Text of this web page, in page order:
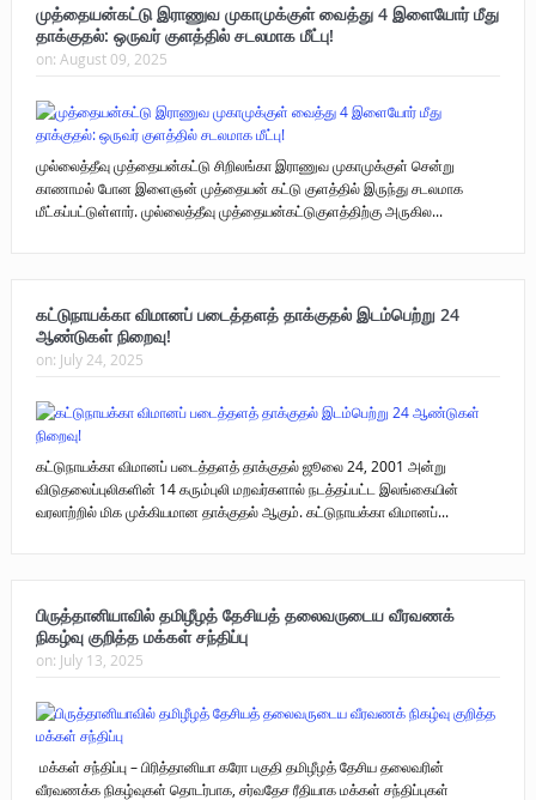
முத்தையன்கட்டு இராணுவ முகாமுக்குள் வைத்து 4 இளையோர் மீது
தாக்குதல்: ஒருவர் குளத்தில் சடலமாக மீட்பு!
on: August 09, 2025
முல்லைத்தீவு முத்தையன்கட்டு சிறிலங்கா இராணுவ முகாமுக்குள் சென்று
காணாமல் போன இளைஞன் முத்தையன் கட்டு குளத்தில் இருந்து சடலமாக
மீட்கப்பட்டுள்ளார். முல்லைத்தீவு முத்தையன்கட்டுகுளத்திற்கு அருகில...
கட்டுநாயக்கா விமானப் படைத்தளத் தாக்குதல் இடம்பெற்று 24
ஆண்டுகள் நிறைவு!
on: July 24, 2025
கட்டுநாயக்கா விமானப் படைத்தளத் தாக்குதல் ஜூலை 24, 2001 அன்று
விடுதலைப்புலிகளின் 14 கரும்புலி மறவர்களால் நடத்தப்பட்ட இலங்கையின்
வரலாற்றில் மிக முக்கியமான தாக்குதல் ஆகும். கட்டுநாயக்கா விமானப்...
பிருத்தானியாவில் தமிழீழத் தேசியத் தலைவருடைய வீரவணக்
நிகழ்வு குறித்த மக்கள் சந்திப்பு
on: July 13, 2025
மக்கள் சந்திப்பு – பிரித்தானியா கரோ பகுதி தமிழீழத் தேசிய தலைவரின்
வீரவணக்க நிகழ்வுகள் தொடர்பாக, சர்வதேச ரீதியாக மக்கள் சந்திப்புகள்